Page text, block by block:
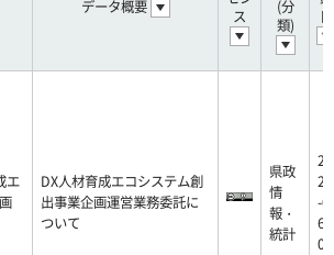
データ概要
ス
(分
類)
日
エ
DX人材育成エコシステム創
出事業企画運営業務委託に
ついて
県政
情
報・
統計
20
26
-0
6-
01